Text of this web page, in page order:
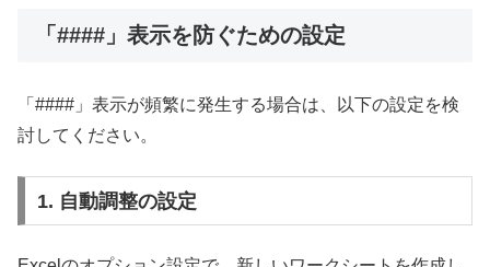
「####」表示を防ぐための設定
「####」表示が頻繁に発生する場合は、以下の設定を検
討してください。
1. 自動調整の設定